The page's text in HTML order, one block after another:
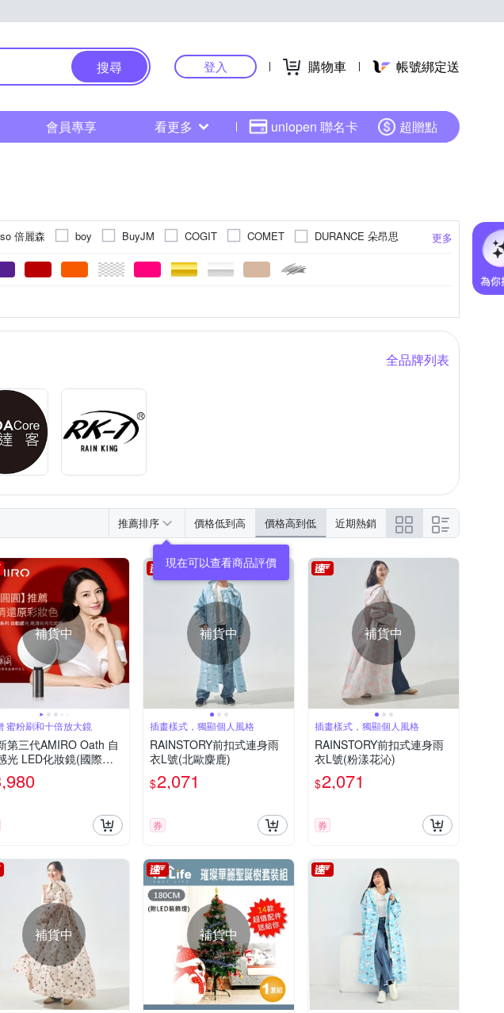
搜尋 登入 購物車 帳號綁定送
會員專享 看更多 uniopen 聯名卡 超贈點
更多
倍麗森 boy BuyJM COGIT COMET
DURANCE 朵昂思
JUMP Kao 花王 kiret Kodak 柯達
KOKUBO
優系 WIDE VIEW 下雨的聲音 傘霸 其他品牌
好傘王
面紙盒/套
商品內含背膠
全品牌列表
推薦排序 價格低到高 價格高到低 近期熱銷
補貨中
蜜粉刷和十倍放大鏡
第三代AMIRO Oath 自
光 LED化妝鏡(國際精
盒版)-黛麗黑
補貨中
插畫樣式，獨顯個人風格
RAINSTORY前扣式連身雨
衣L號(北歐麋鹿)
$2,071
券
補貨中
插畫樣式，獨顯個人風格
RAINSTORY前扣式連身雨
衣L號(粉漾花沁)
$2,071
券
補貨中 補貨中